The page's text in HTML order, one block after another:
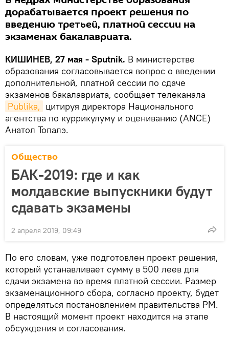
дорабатывается проект решения по
введению третьей, платной сессии на
экзаменах бакалавриата.
КИШИНЕВ, 27 мая - Sputnik. В министерстве
образования согласовывается вопрос о введении
дополнительной, платной сессии по сдаче
экзаменов бакалавриата, сообщает телеканала
Publika, цитируя директора Национального
агентства по куррикулуму и оцениванию (ANCE)
Анатол Топалэ.
Общество
БАК-2019: где и как
молдавские выпускники будут
сдавать экзамены
2 апреля 2019, 09:49
По его словам, уже подготовлен проект решения,
который устанавливает сумму в 500 леев для
сдачи экзамена во время платной сессии. Размер
экзаменационного сбора, согласно проекту, будет
определяться постановлением правительства РМ.
В настоящий момент проект находится на этапе
обсуждения и согласования.